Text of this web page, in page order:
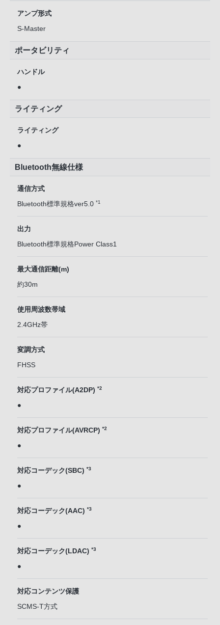
アンプ形式
S-Master
ポータビリティ
ハンドル
●
ライティング
ライティング
●
Bluetooth無線仕様
通信方式
Bluetooth標準規格ver5.0 *1
出力
Bluetooth標準規格Power Class1
最大通信距離(m)
約30m
使用周波数帯域
2.4GHz帯
変調方式
FHSS
対応プロファイル(A2DP) *2
●
対応プロファイル(AVRCP) *2
●
対応コーデック(SBC) *3
●
対応コーデック(AAC) *3
●
対応コーデック(LDAC) *3
●
対応コンテンツ保護
SCMS-T方式